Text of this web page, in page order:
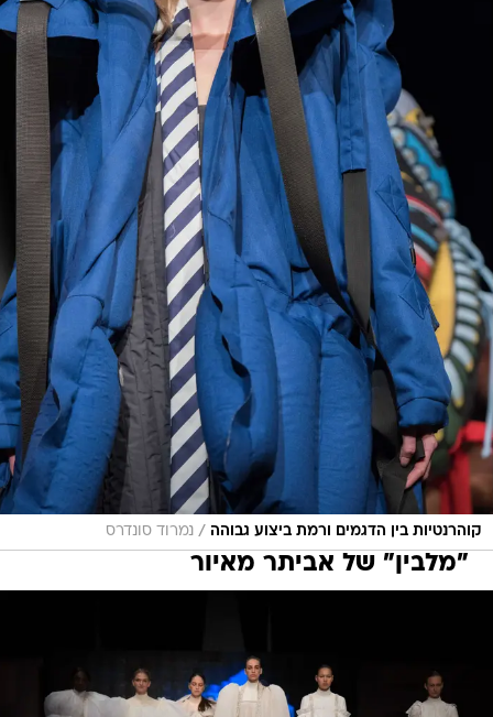
קוהרנטיות בין הדגמים ורמת ביצוע גבוהה / נמרוד סונדרס
"מלבין" של אביתר מאיור